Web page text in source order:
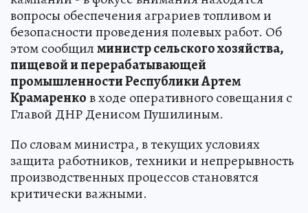
вопросы обеспечения аграриев топливом и
безопасности проведения полевых работ. Об
этом сообщилминистр сельского хозяйства,
пищевой и перерабатывающей
промышленности Республики Артем
Крамаренков ходе оперативного совещания с
Главой ДНР Денисом Пушилиным.
По словам министра, в текущих условиях
защита работников, техники и непрерывность
производственных процессов становятся
критически важными.